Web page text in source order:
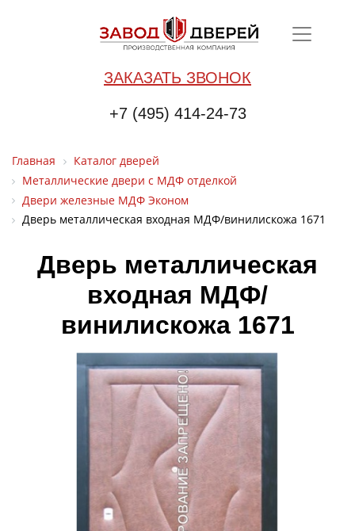
ЗАКАЗАТЬ ЗВОНОК
+7 (495) 414-24-73
Главная
Каталог дверей
Металлические двери с МДФ отделкой
Двери железные МДФ Эконом
Дверь металлическая входная МДФ/винилискожа 1671
Дверь металлическая
входная МДФ/
винилискожа 1671